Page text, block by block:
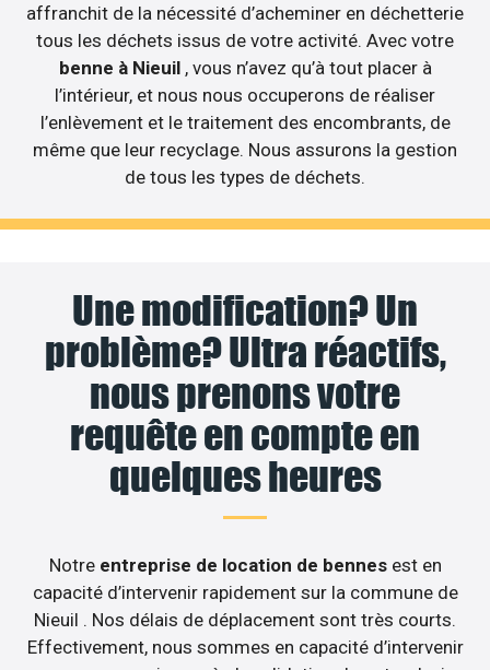
affranchit de la nécessité d’acheminer en déchetterie
tous les déchets issus de votre activité. Avec votre
benne à Nieuil , vous n’avez qu’à tout placer à
l’intérieur, et nous nous occuperons de réaliser
l’enlèvement et le traitement des encombrants, de
même que leur recyclage. Nous assurons la gestion
de tous les types de déchets.
Une modification? Un
problème? Ultra réactifs,
nous prenons votre
requête en compte en
quelques heures
Notre entreprise de location de bennesest en
capacité d’intervenir rapidement sur la commune de
Nieuil . Nos délais de déplacement sont très courts.
Effectivement, nous sommes en capacité d’intervenir